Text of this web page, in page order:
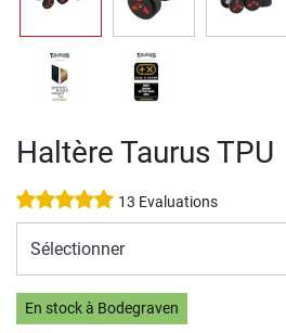
Haltère Taurus TPU
13 Evaluations
Sélectionner
En stock à Bodegraven